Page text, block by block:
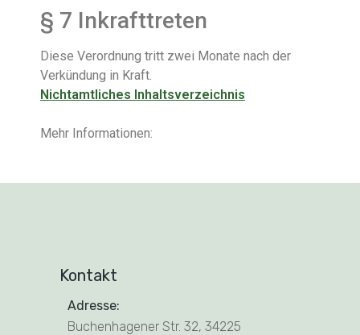
§ 7 Inkrafttreten
Diese Verordnung tritt zwei Monate nach der
Verkündung in Kraft.
Nichtamtliches Inhaltsverzeichnis
Mehr Informationen:
Kontakt
Adresse:
Buchenhagener Str. 32, 34225